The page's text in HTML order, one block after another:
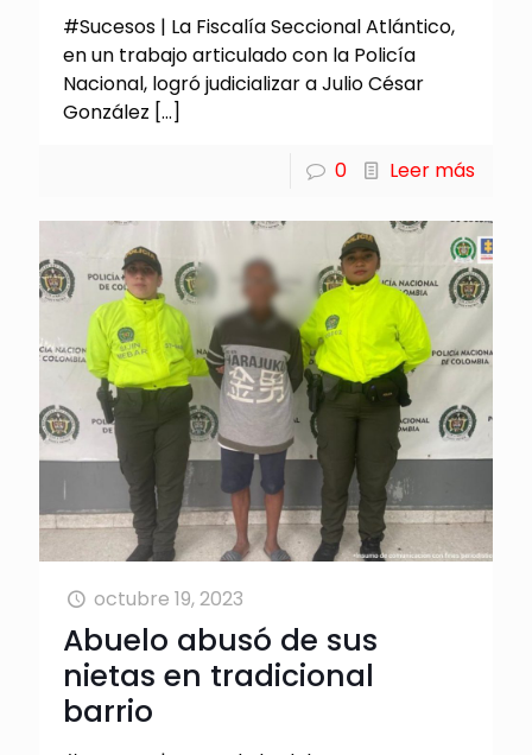
#Sucesos | La Fiscalía Seccional Atlántico,
en un trabajo articulado con la Policía
Nacional, logró judicializar a Julio César
González […]
0 Leer más
octubre 19, 2023
Abuelo abusó de sus
nietas en tradicional
barrio